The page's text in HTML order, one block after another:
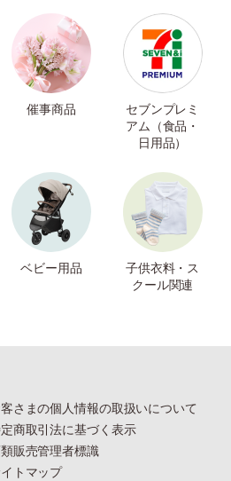
催事商品
セブンプレミ
アム（食品・
日用品）
ベビー用品
子供衣料・ス
クール関連
さまの個人情報の取扱いについて
商取引法に基づく表示
販売管理者標識
トマップ